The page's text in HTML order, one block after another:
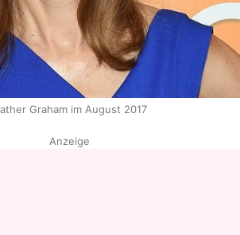
Graham im August 2017
Anzeige